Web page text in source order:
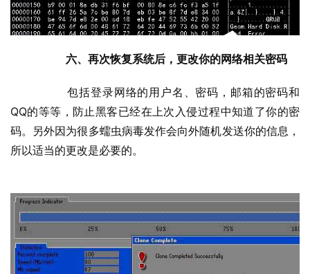
六、再次恢复系统后，更改你的网络相关密码
QQ的等等，防止黑客已经在上次入侵过程中知道了你的密
码。另外因为很多蠕虫病毒发作会向外随机发送你的信息，
所以适当的更改是必要的。